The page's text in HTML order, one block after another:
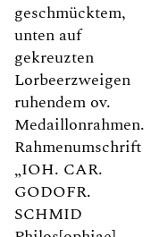
geschmücktem,
unten auf
gekreuzten
Lorbeerzweigen
ruhendem ov.
Medaillonrahmen.
Rahmenumschrift
„IOH. CAR.
GODOFR.
SCHMID